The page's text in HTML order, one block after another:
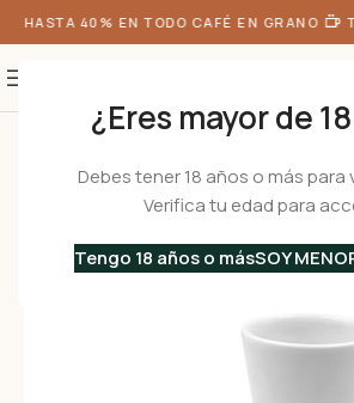
¿Eres mayor de
Debes tener 18 años o más para
Verifica tu edad para
Tengo 18 años o másSOY
HASTA 40% EN TODO CAFÉ EN GRANO
De Café